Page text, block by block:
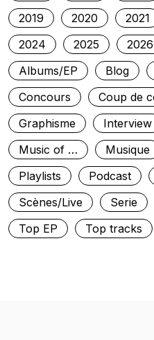
2019
2020 2021
2024
2025 2026
Albums/EP
Blog
Concours
Coup de
Graphisme
Interview
Music of …
Musique
Playlists
Podcast
Scènes/Live
Serie
Top EP
Top tracks